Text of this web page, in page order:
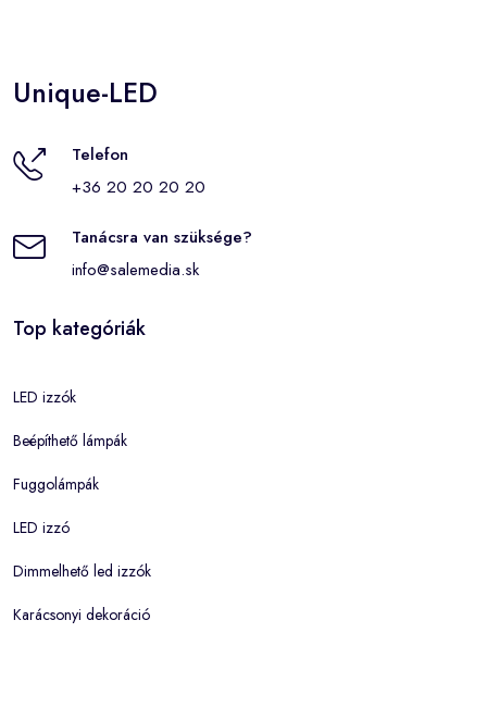
Unique-LED
Telefon
+36 20 20 20 20
Tanácsra van szüksége?
info@salemedia.sk
Top kategóriák
LED izzók
Beépíthető lámpák
Fuggolámpák
LED izzó
Dimmelhető led izzók
Karácsonyi dekoráció